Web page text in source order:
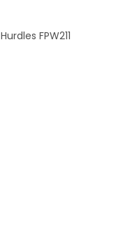
Hurdles FPW211